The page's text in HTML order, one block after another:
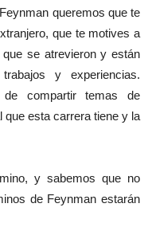
queremos que te
que te motives a
se atrevieron y están
y experiencias.
de compartir temas de
que esta carrera tiene y la
y sabemos que no
de Feynman estarán